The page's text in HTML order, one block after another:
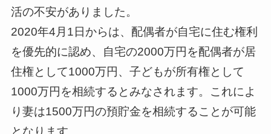
活の不安がありました。
2020年4月1日からは、配偶者が自宅に住む権利
を優先的に認め、自宅の2000万円を配偶者が居
住権として1000万円、子どもが所有権として
1000万円を相続するとみなされます。これによ
り妻は1500万円の預貯金を相続することが可能
となります。